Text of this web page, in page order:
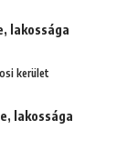
lakossága
kerület
lakossága